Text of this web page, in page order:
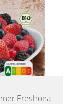
Freshona